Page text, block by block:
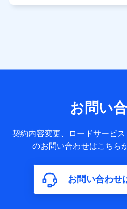
用します。
サービス提供等を通じて取得した
基本情報
氏名、電話番号、メールアド
属性、連絡先、dポイントサー
構成、住所、dポイント残高、
含まれます。
利用情報
お問い
契約内容変更、ロードサービ
のお問い合わせはこちら
お問い合わせ